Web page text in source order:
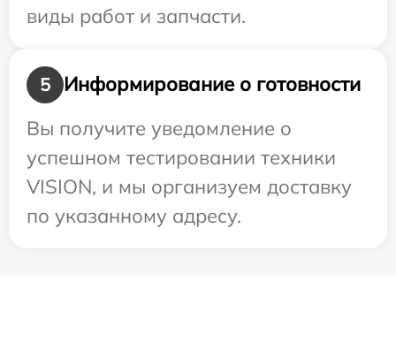
виды работ и запчасти.
5
Информирование о готовности
Вы получите уведомление о
успешном тестировании техники
VISION, и мы организуем доставку
по указанному адресу.